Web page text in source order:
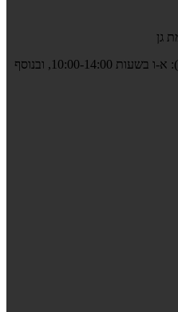
): א-ו בשעות 10:00-14:00, ובנוסף